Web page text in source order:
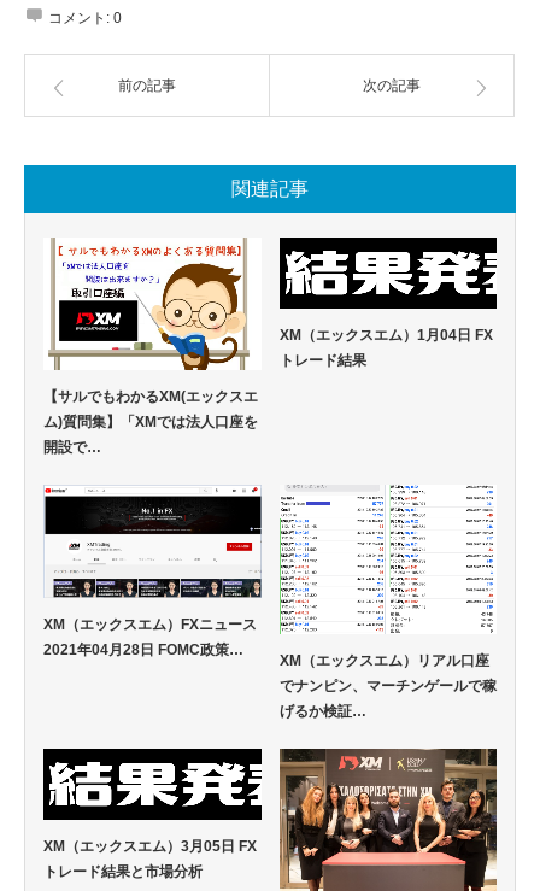
コメント: 0
前の記事 次の記事
関連記事
【サルでもわかるXM(エックスエ
ム)質問集】「XMでは法人口座を
開設で…
XM（エックスエム）1月04日 FX
トレード結果
XM（エックスエム）FXニュース
2021年04月28日 FOMC政策…
XM（エックスエム）リアル口座
でナンピン、マーチンゲールで稼
げるか検証…
XM（エックスエム）3月05日 FX
トレード結果と市場分析